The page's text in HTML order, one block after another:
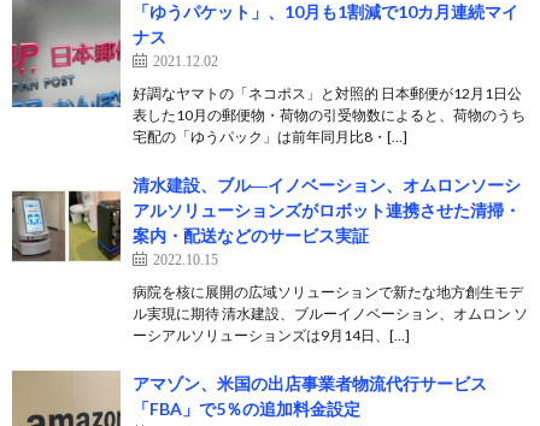
「ゆうパケット」、10月も1割減で10カ月連続マイ
ナス
2021.12.02
好調なヤマトの「ネコポス」と対照的 日本郵便が12月1日公
表した10月の郵便物・荷物の引受物数によると、荷物のうち
宅配の「ゆうパック」は前年同月比8・[…]
清水建設、ブル―イノベーション、オムロンソーシ
アルソリューションズがロボット連携させた清掃・
案内・配送などのサービス実証
2022.10.15
病院を核に展開の広域ソリューションで新たな地方創生モデ
ル実現に期待 清水建設、ブルーイノベーション、オムロン ソ
ーシアルソリューションズは9月14日、[…]
アマゾン、米国の出店事業者物流代行サービス
「FBA」で5％の追加料金設定